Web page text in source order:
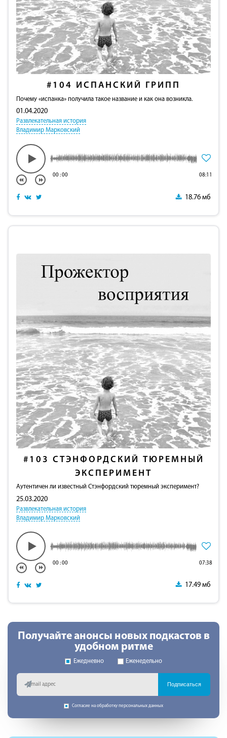
#104 ИСПАНСКИЙ ГРИПП
Почему «испанка» получила такое название и как она возникла.
01.04.2020
Развлекательная история
Владимир Марковский
00:00 08:11
18.76 мб
#103 СТЭНФОРДСКИЙ ТЮРЕМНЫЙ
ЭКСПЕРИМЕНТ
Аутентичен ли известный Стэнфордский тюремный эксперимент?
25.03.2020
Развлекательная история
Владимир Марковский
00:00 07:38
17.49 мб
Получайте анонсы новых подкастов в
удобном ритме
Ежедневно Еженедельно
Подписаться
Согласие на обработку персональных данных